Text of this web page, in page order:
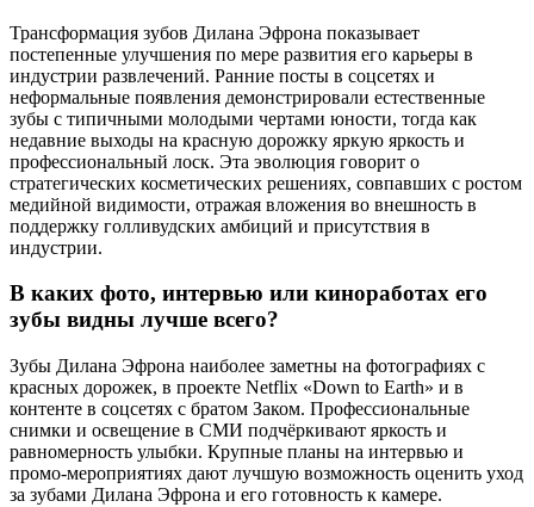
Трансформация зубов Дилана Эфрона показывает
постепенные улучшения по мере развития его карьеры в
индустрии развлечений. Ранние посты в соцсетях и
неформальные появления демонстрировали естественные
зубы с типичными молодыми чертами юности, тогда как
недавние выходы на красную дорожку яркую яркость и
профессиональный лоск. Эта эволюция говорит о
стратегических косметических решениях, совпавших с ростом
медийной видимости, отражая вложения во внешность в
поддержку голливудских амбиций и присутствия в
индустрии.
В каких фото, интервью или киноработах его
зубы видны лучше всего?
Зубы Дилана Эфрона наиболее заметны на фотографиях с
красных дорожек, в проекте Netflix «Down to Earth» и в
контенте в соцсетях с братом Заком. Профессиональные
снимки и освещение в СМИ подчёркивают яркость и
равномерность улыбки. Крупные планы на интервью и
промо-мероприятиях дают лучшую возможность оценить уход
за зубами Дилана Эфрона и его готовность к камере.